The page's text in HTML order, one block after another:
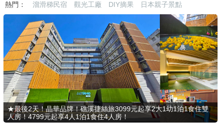
首 頁
搜尋景點
好康優惠
最新消息
熱門： 溜滑梯民宿 觀光工廠 DIY摘果
日本親子景點
特色遊戲場
親子住房優惠 台北親子餐廳 溫泉泡湯SPA
★最後2天！晶華品牌！礁溪捷絲旅3099元起享2大1幼1泊1食住雙
人房！4799元起享4人1泊1食住4人房！